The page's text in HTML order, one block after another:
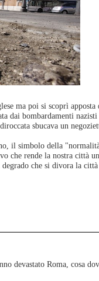
ma poi si scoprì apposta
dai bombardamenti
sbucava un
il simbolo della
che rende la nostra città
che si divora la
devastato Roma, cosa